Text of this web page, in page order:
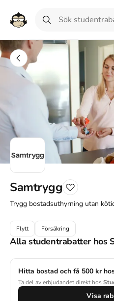
Samtrygg
Trygg bostadsuthyrning utan
Flytt Försäkring
Alla studentrabatter hos
Hitta bostad och få 500 kr
Ta del av erbjudandet direkt hos
Visa